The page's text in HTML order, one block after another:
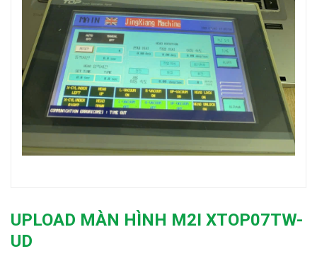
UPLOAD MÀN HÌNH M2I XTOP07TW-
UD